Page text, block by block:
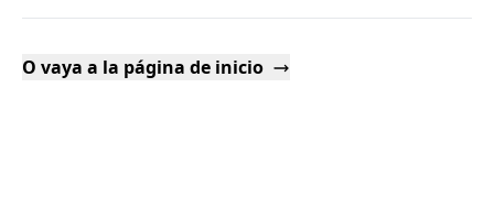
O vaya a la página de inicio